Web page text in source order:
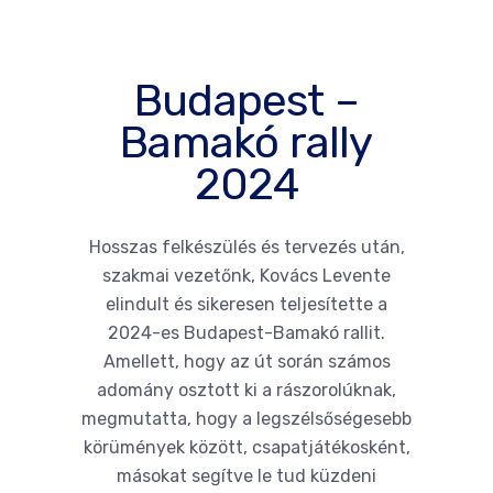
Budapest –
Bamakó rally
2024
Hosszas felkészülés és tervezés után,
szakmai vezetőnk, Kovács Levente
elindult és sikeresen teljesítette a
2024-es Budapest-Bamakó rallit.
Amellett, hogy az út során számos
adomány osztott ki a rászorolúknak,
megmutatta, hogy a legszélsőségesebb
körümények között, csapatjátékosként,
másokat segítve le tud küzdeni